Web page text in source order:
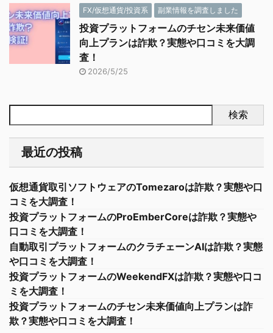
FX/仮想通貨/投資系 副業情報を調査しました
投資プラットフォームのチセン未来価値
向上プランは詐欺？実態や口コミを大調
査！
2026/5/25
検索
最近の投稿
仮想通貨取引ソフトウェアのTomezaroは詐欺？実態や口
コミを大調査！
投資プラットフォームのProEmberCoreは詐欺？実態や
口コミを大調査！
自動取引プラットフォームのクラチェーンAIは詐欺？実態
や口コミを大調査！
投資プラットフォームのWeekendFXは詐欺？実態や口コ
ミを大調査！
投資プラットフォームのチセン未来価値向上プランは詐
欺？実態や口コミを大調査！